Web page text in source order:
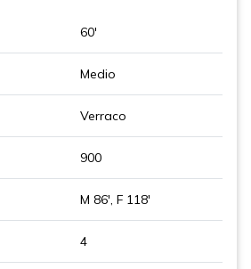
60'
Medio
Verraco
900
M 86', F 118'
4